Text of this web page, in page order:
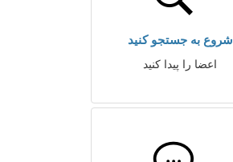
شروع به جستجو کنید
اعضا را پیدا کنید